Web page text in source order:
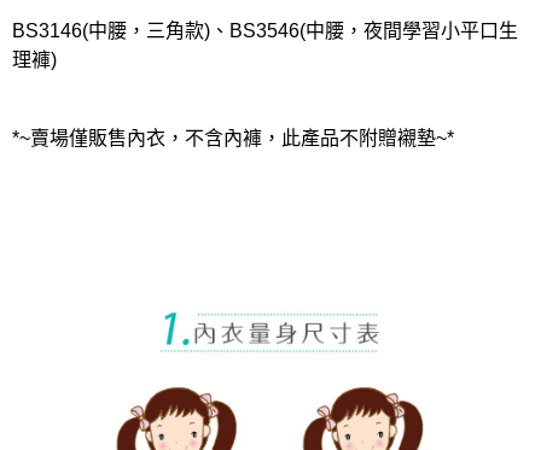
BS3146(中腰，三角款)、BS3546(中腰，夜間學習小平口生
理褲)
*~賣場僅販售內衣，不含內褲，此產品不附贈襯墊~*